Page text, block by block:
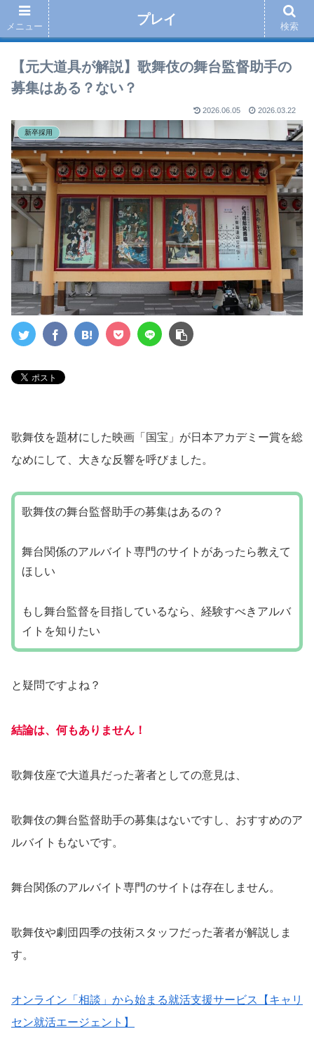
【元大道具が解説】歌舞伎の舞台監督助手の
募集はある？ない？
2026.06.05 2026.03.22
新卒採用
歌舞伎を題材にした映画「国宝」が日本アカデミー賞を総
なめにして、大きな反響を呼びました。
歌舞伎の舞台監督助手の募集はあるの？
舞台関係のアルバイト専門のサイトがあったら教えて
ほしい
もし舞台監督を目指しているなら、経験すべきアルバ
イトを知りたい
と疑問ですよね？
結論は、何もありません！
歌舞伎座で大道具だった著者としての意見は、
歌舞伎の舞台監督助手の募集はないですし、おすすめのア
ルバイトもないです。
舞台関係のアルバイト専門のサイトは存在しません。
歌舞伎や劇団四季の技術スタッフだった著者が解説しま
す。
オンライン「相談」から始まる就活支援サービス【キャリ
セン就活エージェント】
メニュー プレイ 検索